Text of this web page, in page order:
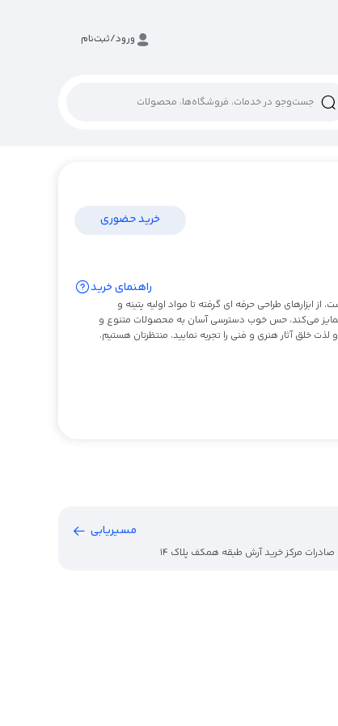
ورود/ثبت‌نام
خرید حضوری
راهنمای خرید
طراحی حرفه ای گرفته تا مواد اولیه پتینه و
متمایز می‌کند، حس خوب دسترسی آسان به محصولات متنوع و
خلق آثار هنری و فنی را تجربه نمایید. منتظرتان هستیم.
مسیریابی
صادرات مرکز خرید آرش طبقه همکف پلاک 14